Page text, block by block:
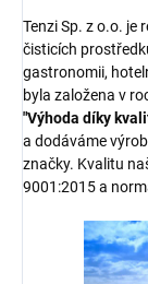
Tenzi Sp. z o.o. je
čisticích
gastronomii,
byla založena v
"Výhoda díky
a dodáváme
značky. Kvalitu
9001:2015 a